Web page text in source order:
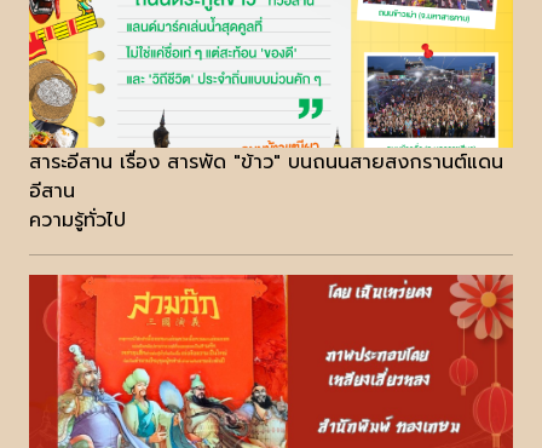
สาระอีสาน เรื่อง สารพัด "ข้าว" บนถนนสายสงกรานต์แดน
อีสาน
ความรู้ทั่วไป